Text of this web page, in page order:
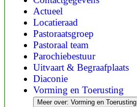
Actueel
Locatieraad
Pastoraatsgroep
Pastoraal team
Parochiebestuur
Uitvaart & Begraafplaats
Diaconie
Vorming en Toerusting
Meer over: Vorming en Toerusting